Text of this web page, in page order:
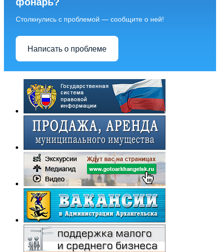
Столкнулись с проблемой — сообщите о ней!
Написать о проблеме